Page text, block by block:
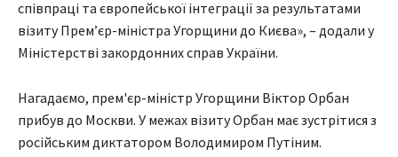
співпраці та європейської інтеграції за результатами
візиту Премʼєр-міністра Угорщини до Києва», – додали у
Міністерстві закордонних справ України.
Нагадаємо, прем'єр-міністр Угорщини Віктор Орбан
прибув до Москви. У межах візиту Орбан має зустрітися з
російським диктатором Володимиром Путіним.